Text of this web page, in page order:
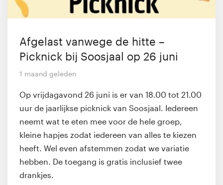
Afgelast vanwege de hitte –
Picknick bij Soosjaal op 26 juni
1 maand geleden
Op vrijdagavond 26 juni is er van 18.00 tot 21.00
uur de jaarlijkse picknick van Soosjaal. Iedereen
neemt wat te eten mee voor de hele groep,
kleine hapjes zodat iedereen van alles te kiezen
heeft. Wel even afstemmen zodat we variatie
hebben. De toegang is gratis inclusief twee
drankjes.